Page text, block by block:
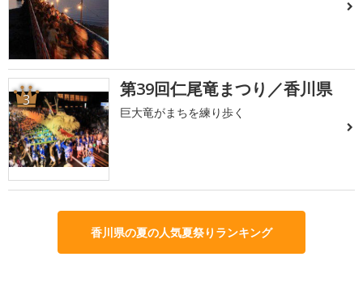
3 第39回仁尾竜まつり／香川県
巨大竜がまちを練り歩く
香川県の夏の人気夏祭りランキング